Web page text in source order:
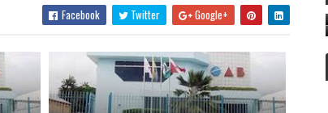
Facebook Twitter Google+